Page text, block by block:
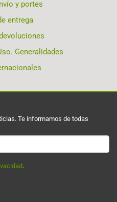
y portes
entrega
Generalidades
Te informamos de todas
.